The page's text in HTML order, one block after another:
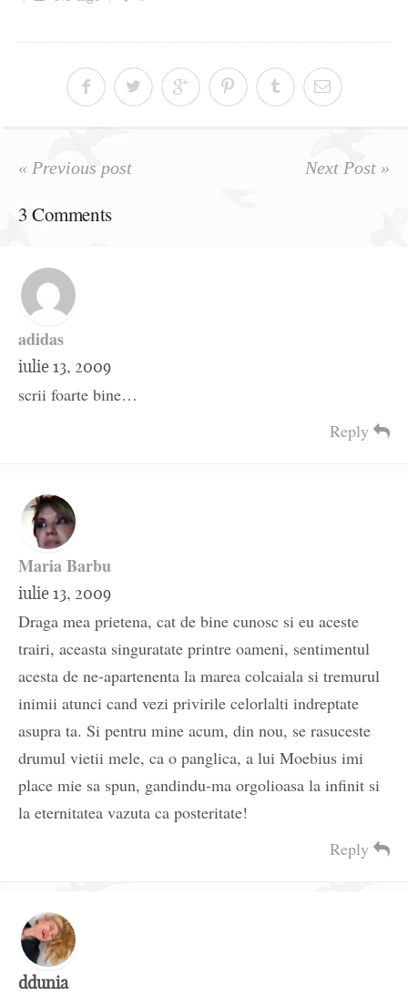
« Previous post Next Post »
3 Comments
adidas
iulie 13, 2009
scrii foarte bine…
Reply
Maria Barbu
iulie 13, 2009
Draga mea prietena, cat de bine cunosc si eu aceste
trairi, aceasta singuratate printre oameni, sentimentul
acesta de ne-apartenenta la marea colcaiala si tremurul
inimii atunci cand vezi privirile celorlalti indreptate
asupra ta. Si pentru mine acum, din nou, se rasuceste
drumul vietii mele, ca o panglica, a lui Moebius imi
place mie sa spun, gandindu-ma orgolioasa la infinit si
la eternitatea vazuta ca posteritate!
Reply
ddunia